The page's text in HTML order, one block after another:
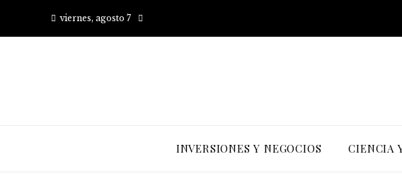
viernes, agosto 7
INVERSIONES Y NEGOCIOS CIENCIA